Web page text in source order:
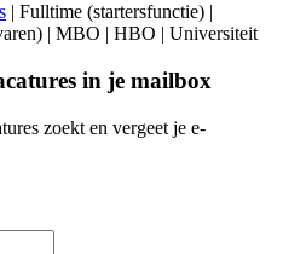
| Fulltime (startersfunctie) |
| MBO | HBO | Universiteit
in je mailbox
zoekt en vergeet je e-